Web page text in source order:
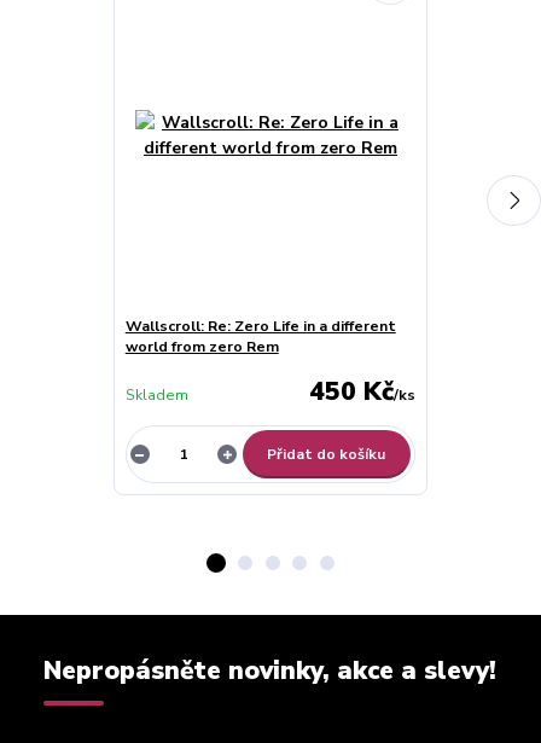
Wallscroll: Re: Zero Life in a different
world from zero Rem
450 Kč/ks
Skladem
Přidat do košíku
Nepropásněte novinky, akce a slevy!